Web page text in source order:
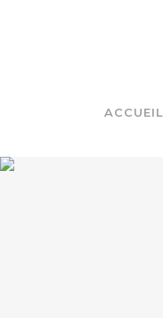
ACCUEIL